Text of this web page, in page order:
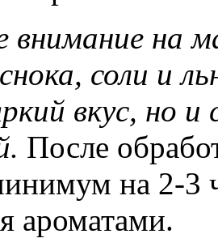
на
соли и
вкус, но
После
на 2-3
ароматами.